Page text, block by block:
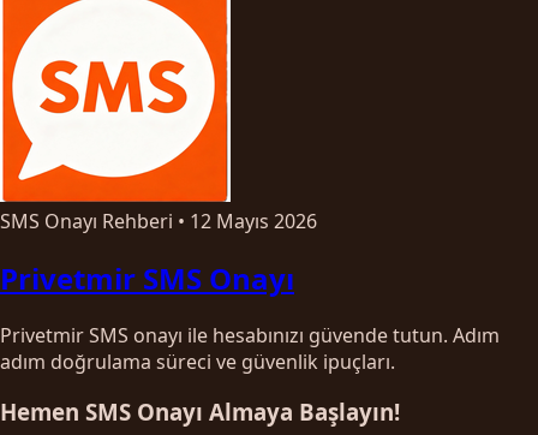
SMS Onayı Rehberi • 12 Mayıs 2026
Privetmir SMS Onayı
Privetmir SMS onayı ile hesabınızı güvende tutun. Adım
adım doğrulama süreci ve güvenlik ipuçları.
Hemen SMS Onayı Almaya Başlayın!